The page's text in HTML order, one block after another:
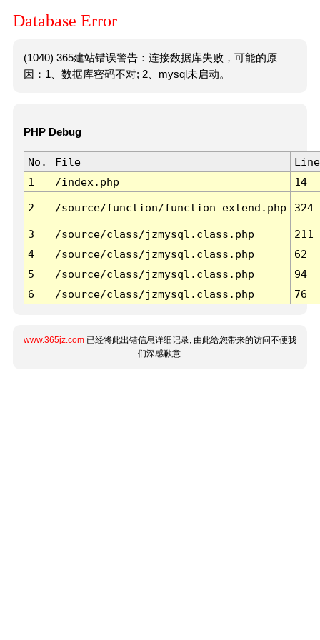
Database Error
(1040) 365建站错误警告：连接数据库失败，可能的原
因：1、数据库密码不对; 2、mysql未启动。
PHP Debug
No. File
Line
1
/index.php 14
2 /source/function/function_extend.php 324
3 /source/class/jzmysql.class.php
211
4
/source/class/jzmysql.class.php
62
5
/source/class/jzmysql.class.php
94
6
/source/class/jzmysql.class.php 76
www.365jz.com 已经将此出错信息详细记录, 由此给您带来的访问不便我
们深感歉意.